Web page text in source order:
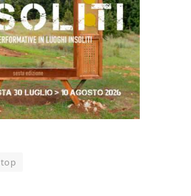
top